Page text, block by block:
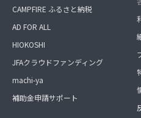
CAMPFIRE ふるさと納税
AD FOR ALL
HIOKOSHI
JFAクラウドファンディング
machi-ya
補助金申請サポート